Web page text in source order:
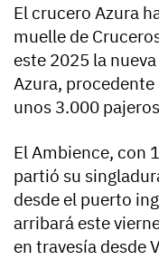
El crucero Azura
muelle de
este 2025 la
Azura, procedente
unos 3.000
El Ambience, con
partió su
desde el puerto
arribará este
en travesía desde